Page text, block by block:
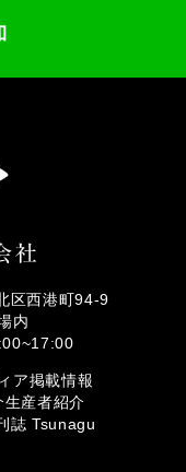
区西港町94-9
内
ア掲載情報
生産者紹介
誌 Tsunagu